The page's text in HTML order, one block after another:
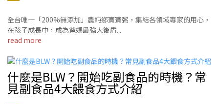
全台唯一「200%無添加」農純鄉寶寶粥，集結各領域專家的用心，
在孩子成長中，成為爸媽最強大後盾...
read more
什麼是BLW？開始吃副食品的時機？常
見副食品4大餵食方式介紹